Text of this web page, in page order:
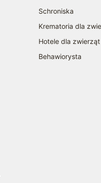
Schroniska
Krematoria dla
Hotele dla zwierząt
Behawiorysta